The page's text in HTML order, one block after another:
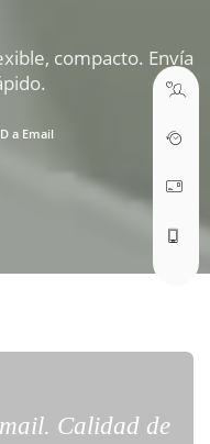
compacto. Envía
a Email
Calidad de